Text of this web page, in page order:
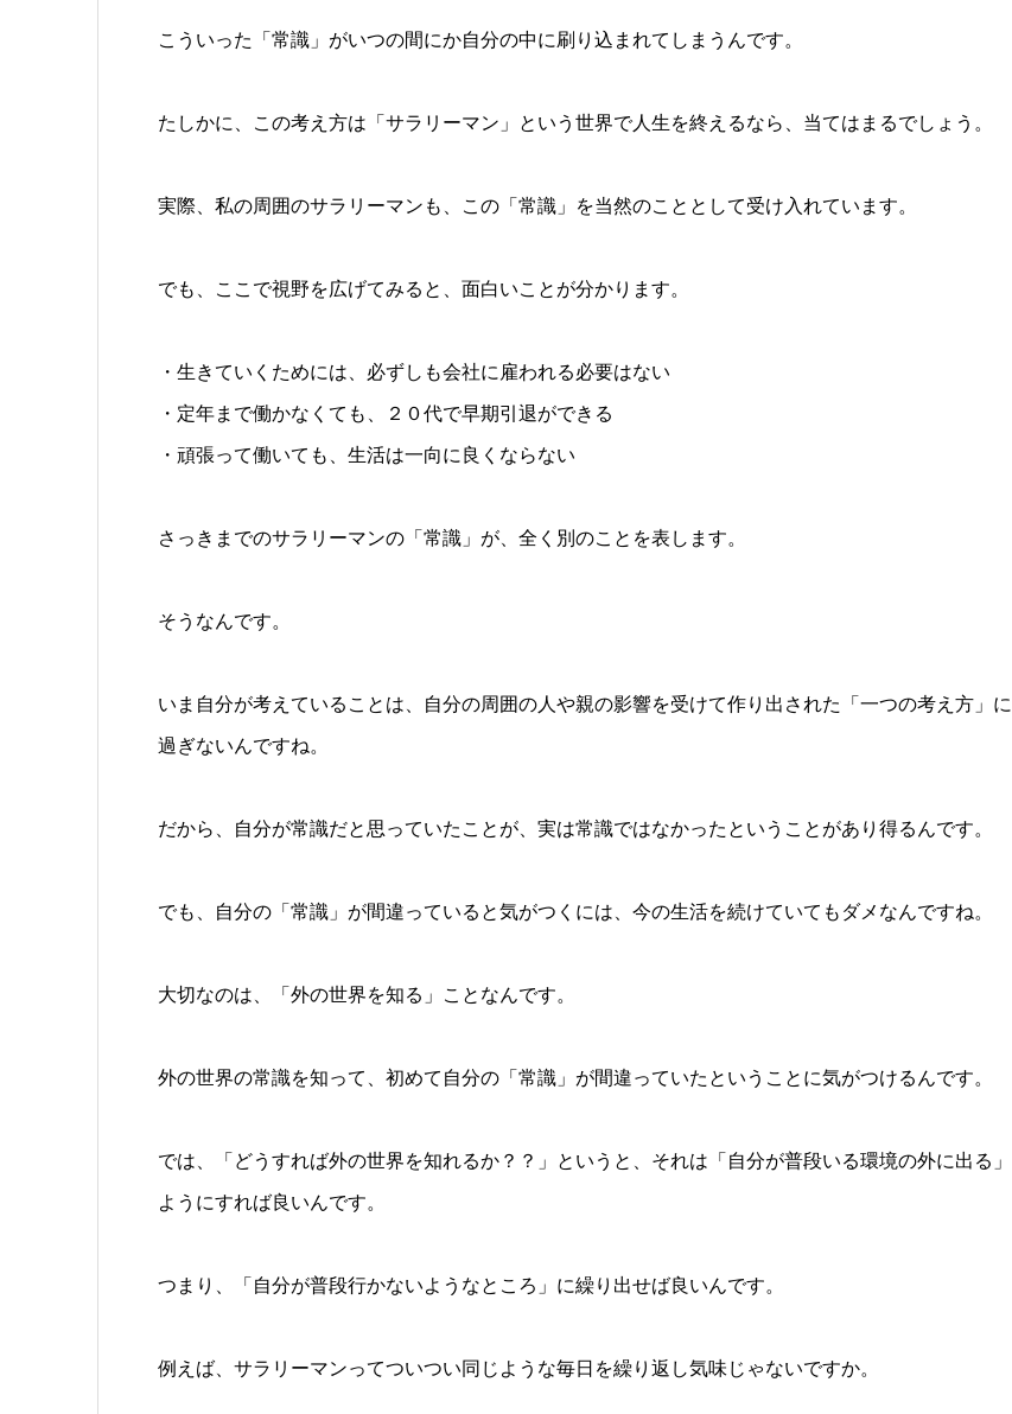
こういった「常識」がいつの間にか自分の中に刷り込まれてしまうんです。
たしかに、この考え方は「サラリーマン」という世界で人生を終えるなら、当てはまるでしょう。
実際、私の周囲のサラリーマンも、この「常識」を当然のこととして受け入れています。
でも、ここで視野を広げてみると、面白いことが分かります。
・生きていくためには、必ずしも会社に雇われる必要はない
・定年まで働かなくても、２０代で早期引退ができる
・頑張って働いても、生活は一向に良くならない
さっきまでのサラリーマンの「常識」が、全く別のことを表します。
そうなんです。
いま自分が考えていることは、自分の周囲の人や親の影響を受けて作り出された「一つの考え方」に
過ぎないんですね。
だから、自分が常識だと思っていたことが、実は常識ではなかったということがあり得るんです。
でも、自分の「常識」が間違っていると気がつくには、今の生活を続けていてもダメなんですね。
大切なのは、「外の世界を知る」ことなんです。
外の世界の常識を知って、初めて自分の「常識」が間違っていたということに気がつけるんです。
では、「どうすれば外の世界を知れるか？？」というと、それは「自分が普段いる環境の外に出る」
ようにすれば良いんです。
つまり、「自分が普段行かないようなところ」に繰り出せば良いんです。
例えば、サラリーマンってついつい同じような毎日を繰り返し気味じゃないですか。